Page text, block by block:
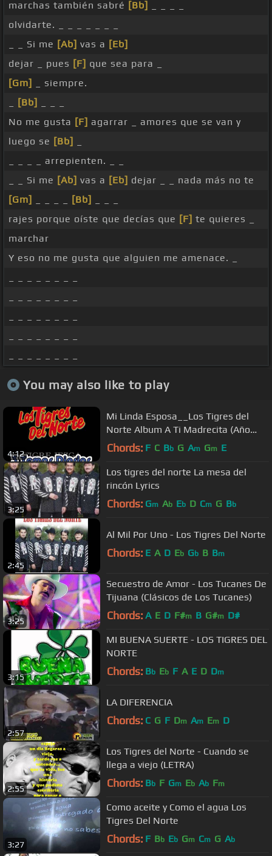
marchas también sabré [Bb]
olvidarte. _ _ _ _ _ _ _
_ _ Si me [Ab] vas a [Eb]
dejar _ pues [F] que sea para _
[Gm]
_ siempre.
[Bb]
No me gusta [F] agarrar _ amores que se van y
luego se [Bb]
_ _ _ _ arrepienten. _ _
_ _ Si me [Ab] vas a [Eb] dejar _ _ nada más no te
[Gm]
[Bb]
rajes porque oíste que decías que [F] te quieres _
marchar
Y eso no me gusta que alguien me amenace. _
You may also like to play
4:12
Mi Linda Esposa__Los Tigres del
Norte Album A Ti Madrecita (Año
1986)
Chords: F C Bb G Am Gm E
3:25
Los tigres del norte La mesa del
rincón Lyrics
Chords: Gm Ab Eb D Cm G Bb
2:45
Al Mil Por Uno - Los Tigres Del Norte
Chords: E A D Eb Gb B Bm
3:25
Secuestro de Amor - Los Tucanes De
Tijuana (Clásicos de Los Tucanes)
Chords: A E D F#m B G#m D#
3:15
MI BUENA SUERTE - LOS TIGRES DEL
NORTE
Chords: Bb Eb F A E D Dm
2:57
LA DIFERENCIA
Chords: C G F Dm Am Em D
2:55
Los Tigres del Norte - Cuando se
llega a viejo (LETRA)
Chords: Bb F Gm Eb Ab Fm
3:27
Como aceite y Como el agua Los
Tigres Del Norte
Chords: F Bb Eb Gm Cm G Ab